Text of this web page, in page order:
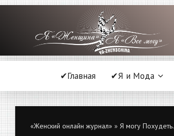
✔Главная ✔Я и Мода
«Женский онлайн журнал» » Я могу Похудеть.